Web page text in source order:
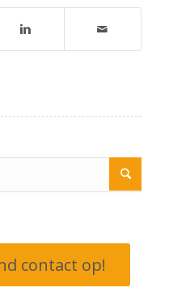
contact op!